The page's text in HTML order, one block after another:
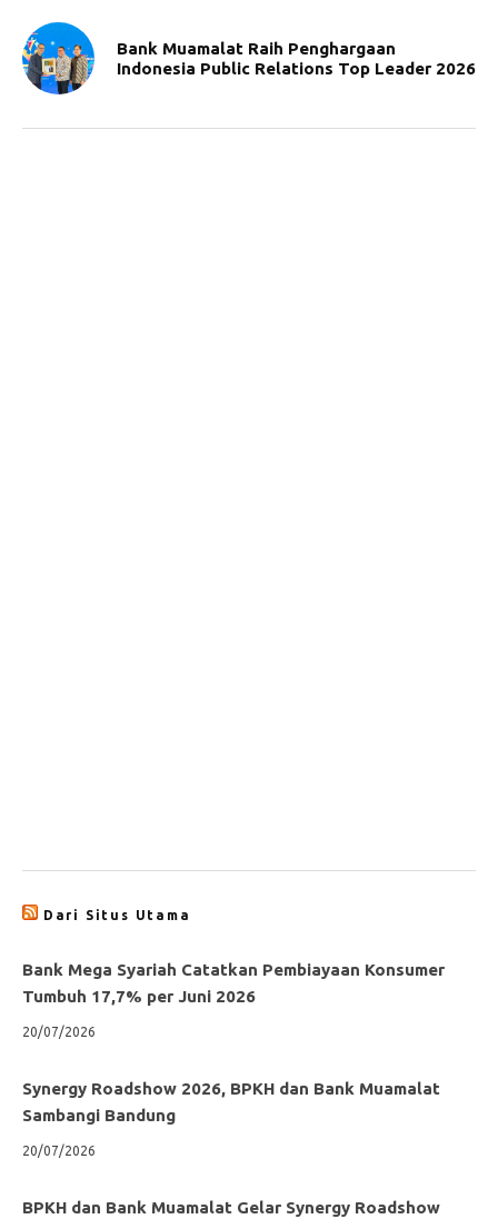
Bank Muamalat Raih Penghargaan
Indonesia Public Relations Top Leader 2026
Dari Situs Utama
Bank Mega Syariah Catatkan Pembiayaan Konsumer
Tumbuh 17,7% per Juni 2026
20/07/2026
Synergy Roadshow 2026, BPKH dan Bank Muamalat
Sambangi Bandung
20/07/2026
BPKH dan Bank Muamalat Gelar Synergy Roadshow